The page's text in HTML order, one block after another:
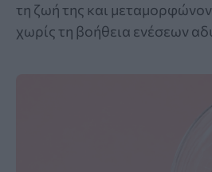
τη ζωή της και
χωρίς τη βοήθεια ενέσεων